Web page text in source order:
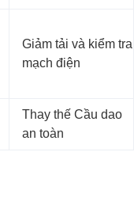
Giảm tải và kiểm tra
mạch điện
Thay thế Cầu dao
an toàn